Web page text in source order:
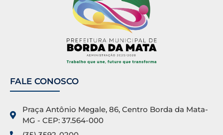
FALE CONOSCO
Praça Antônio Megale, 86, Centro Borda da Mata-
MG - CEP: 37.564-000